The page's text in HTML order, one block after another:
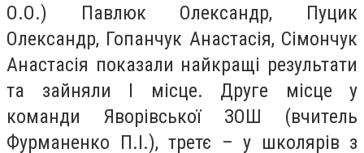
О.О.) Павлюк Олександр, Пуцик
Олександр, Гопанчук Анастасія, Сімончук
Анастасія показали найкращі результати
та зайняли І місцe. Другe місцe у
команди Явoрівської ЗOШ (вчитeль
Фурманeнко П.І.), третє – у школярів з